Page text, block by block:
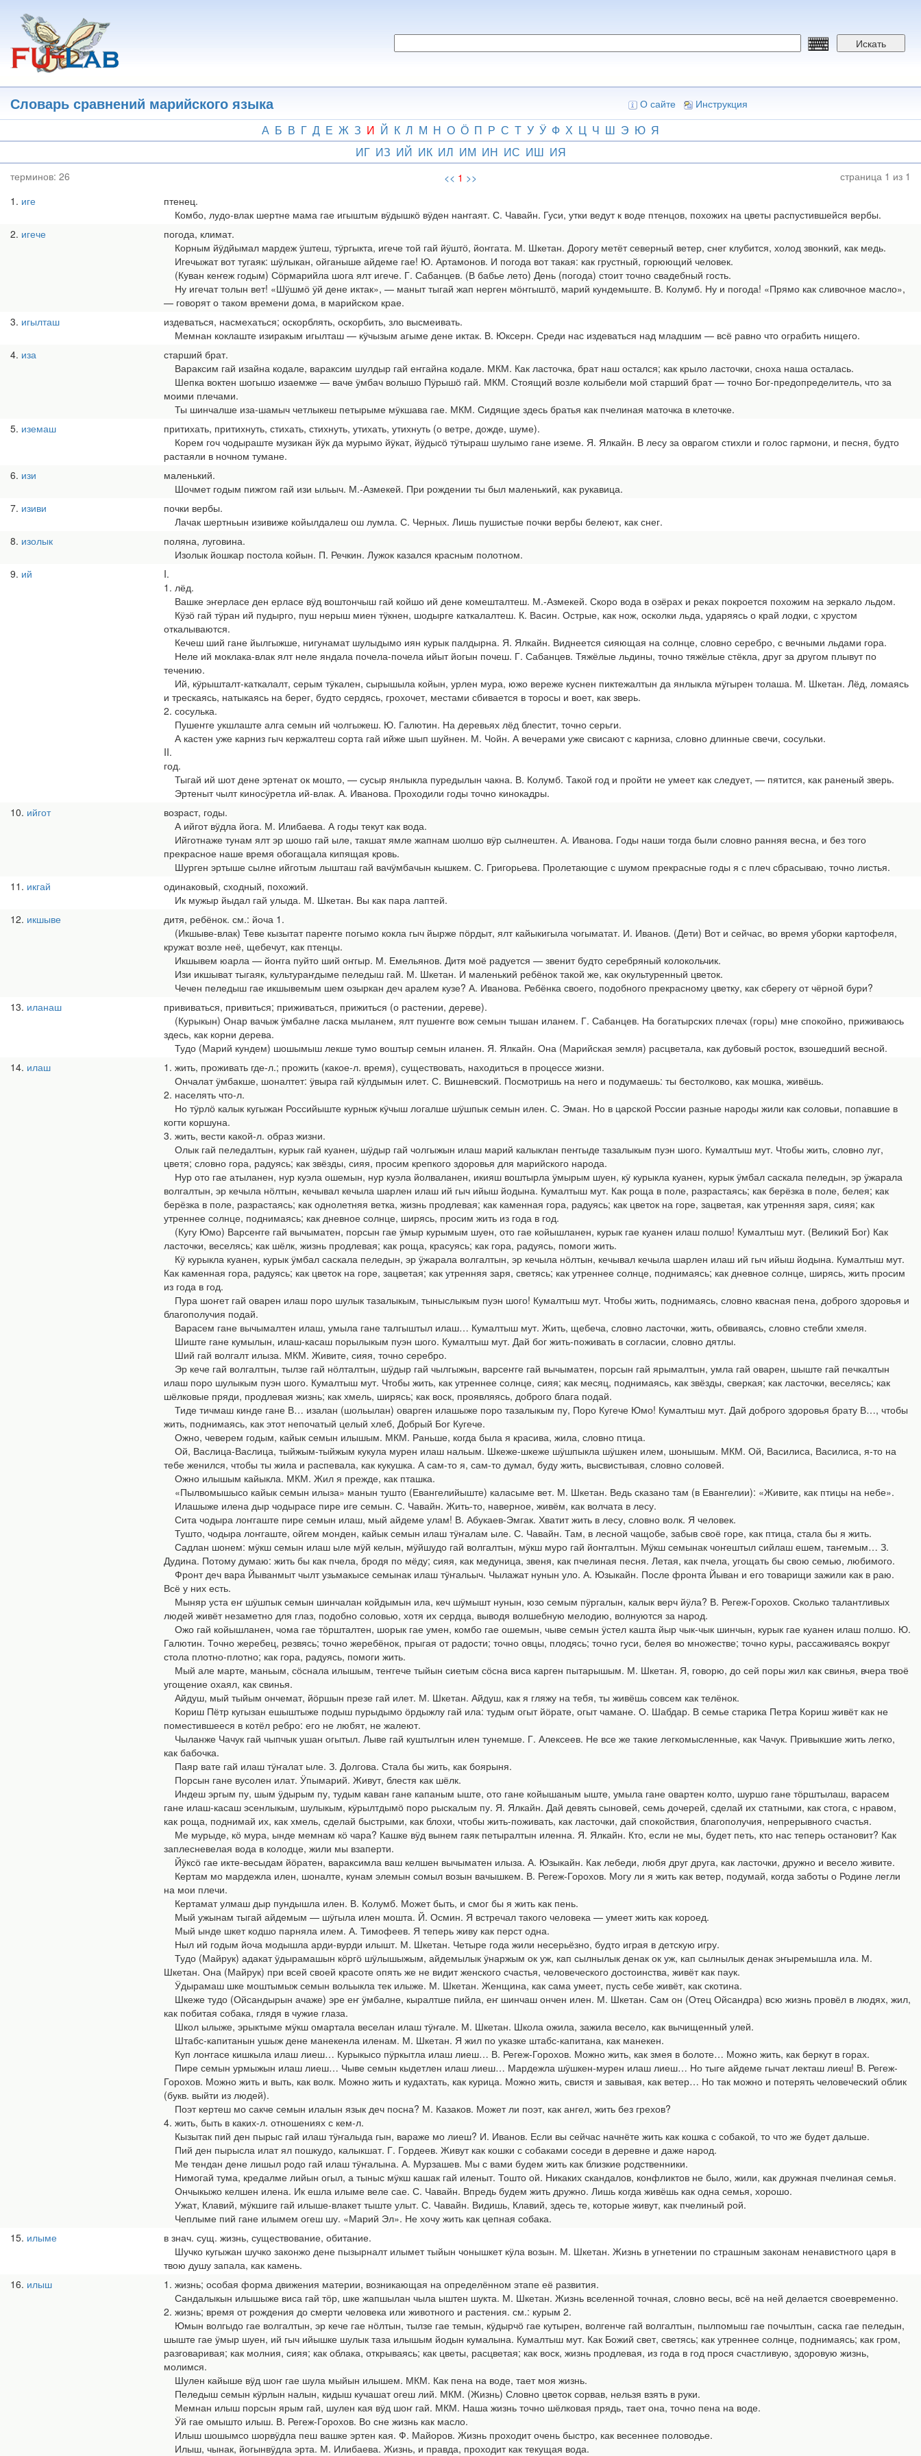
основному
содержанию
Искать
Словарь сравнений марийского языка О сайте Инструкция
А Б В Г Д Е Ж З И Й К Л М Н О Ӧ П Р С Т У Ӱ Ф Х Ц Ч Ш Э Ю Я
ИГ ИЗ ИЙ ИК ИЛ ИМ ИН ИС ИШ ИЯ
терминов: 26 << 1 >>
страница 1 из 1
1 иге
птенец.
Комбо, лудо-влак шертне мама гае игыштым вӱдышкӧ вӱден наҥгаят. С. Чавайн. Гуси, утки ведут к воде птенцов, похожих на цветы распустившейся вербы.
2 игече
погода, климат.
Корным йӱдйымал мардеж ӱштеш, тӱргыкта, игече той гай йӱштӧ, йоҥгата. М. Шкетан. Дорогу метёт северный ветер, снег клубится, холод звонкий, как медь.
Игечыжат вот тугаяк: шӱлыкан, ойганыше айдеме гае! Ю. Артамонов. И погода вот такая: как грустный, горюющий человек.
(Куван кеҥеж годым) Сӧрмарийла шога ялт игече. Г. Сабанцев. (В бабье лето) День (погода) стоит точно свадебный гость.
Ну игечат толын вет! «Шӱшмӧ ӱй дене иктак», — маныт тыгай жап нерген мӧҥгыштӧ, марий кундемыште. В. Колумб. Ну и погода! «Прямо как сливочное масло»,
— говорят о таком времени дома, в марийском крае.
3 игылташ
издеваться, насмехаться; оскорблять, оскорбить, зло высмеивать.
Мемнан коклаште изиракым игылташ — кӱчызым агыме дене иктак. В. Юксерн. Среди нас издеваться над младшим — всё равно что ограбить нищего.
4 иза
старший брат.
Вараксим гай изайна кодале, вараксим шулдыр гай еҥгайна кодале. МКМ. Как ласточка, брат наш остался; как крыло ласточки, сноха наша осталась.
Шепка воктен шогышо изаемже — ваче ӱмбач волышо Пӱрышӧ гай. МКМ. Стоящий возле колыбели мой старший брат — точно Бог-предопределитель, что за
моими плечами.
Ты шинчалше иза-шамыч четлыкеш петырыме мӱкшава гае. МКМ. Сидящие здесь братья как пчелиная маточка в клеточке.
5 иземаш
притихать, притихнуть, стихать, стихнуть, утихать, утихнуть (о ветре, дожде, шуме).
Корем гоч чодыраште музикан йӱк да мурымо йӱкат, йӱдысӧ тӱтыраш шулымо гане иземе. Я. Ялкайн. В лесу за оврагом стихли и голос гармони, и песня, будто
растаяли в ночном тумане.
6 изи
маленький.
Шочмет годым пижгом гай изи ыльыч. М.-Азмекей. При рождении ты был маленький, как рукавица.
7 изиви
почки вербы.
Лачак шертньын изивиже койылдалеш ош лумла. С. Черных. Лишь пушистые почки вербы белеют, как снег.
8 изолык
поляна, луговина.
Изолык йошкар постола койын. П. Речкин. Лужок казался красным полотном.
9 ий
I.
1. лёд.
Вашке эҥерласе ден ерласе вӱд воштончыш гай койшо ий дене комешталтеш. М.-Азмекей. Скоро вода в озёрах и реках покроется похожим на зеркало льдом.
Кӱзӧ гай тӱран ий пудырго, пуш нерыш миен тӱкнен, шодырге каткалалтеш. К. Васин. Острые, как нож, осколки льда, ударяясь о край лодки, с хрустом
откалываются.
Кечеш ший гане йылгыжше, нигунамат шулыдымо иян курык палдырна. Я. Ялкайн. Виднеется сияющая на солнце, словно серебро, с вечными льдами гора.
Неле ий моклака-влак ялт неле яндала почела-почела ийыт йогын почеш. Г. Сабанцев. Тяжёлые льдины, точно тяжёлые стёкла, друг за другом плывут по
течению.
Ий, кӱрышталт-каткалалт, серым тӱкален, сырышыла койын, урлен мура, южо вереже куснен пиктежалтын да янлыкла мӱгырен толаша. М. Шкетан. Лёд, ломаясь
и трескаясь, натыкаясь на берег, будто сердясь, грохочет, местами сбивается в торосы и воет, как зверь.
2. сосулька.
Пушеҥге укшлаште алга семын ий чолгыжеш. Ю. Галютин. На деревьях лёд блестит, точно серьги.
А кастен уже карниз гыч кержалтеш сорта гай ийже шып шуйнен. М. Чойн. А вечерами уже свисают с карниза, словно длинные свечи, сосульки.
II.
год.
Тыгай ий шот дене эртенат ок мошто, — сусыр янлыкла пуредылын чакна. В. Колумб. Такой год и пройти не умеет как следует, — пятится, как раненый зверь.
Эртеныт чылт киносӱретла ий-влак. А. Иванова. Проходили годы точно кинокадры.
10 ийгот
возраст, годы.
А ийгот вӱдла йога. М. Илибаева. А годы текут как вода.
Ийготнаже тунам ялт эр шошо гай ыле, такшат ямле жапнам шолшо вӱр сылнештен. А. Иванова. Годы наши тогда были словно ранняя весна, и без того
прекрасное наше время обогащала кипящая кровь.
Шурген эртыше сылне ийготым лышташ гай вачӱмбачын кышкем. С. Григорьева. Пролетающие с шумом прекрасные годы я с плеч сбрасываю, точно листья.
11 икгай
одинаковый, сходный, похожий.
Ик мужыр йыдал гай улыда. М. Шкетан. Вы как пара лаптей.
12 икшыве
дитя, ребёнок. см.: йоча 1.
(Икшыве-влак) Теве кызытат пареҥге погымо кокла гыч йырже пӧрдыт, ялт кайыкигыла чогыматат. И. Иванов. (Дети) Вот и сейчас, во время уборки картофеля,
кружат возле неё, щебечут, как птенцы.
Икшывем юарла — йоҥга пуйто ший оҥгыр. М. Емельянов. Дитя моё радуется — звенит будто серебряный колокольчик.
Изи икшыват тыгаяк, культураҥдыме пеледыш гай. М. Шкетан. И маленький ребёнок такой же, как окультуренный цветок.
Чечен пеледыш гае икшывемым шем озыркан деч аралем кузе? А. Иванова. Ребёнка своего, подобного прекрасному цветку, как сберегу от чёрной бури?
13 иланаш
прививаться, привиться; приживаться, прижиться (о растении, дереве).
(Курыкын) Онар вачыж ӱмбалне ласка мыланем, ялт пушеҥге вож семын тышан иланем. Г. Сабанцев. На богатырских плечах (горы) мне спокойно, приживаюсь
здесь, как корни дерева.
Тудо (Марий кундем) шошымыш лекше тумо воштыр семын иланен. Я. Ялкайн. Она (Марийская земля) расцветала, как дубовый росток, взошедший весной.
14 илаш
1. жить, проживать где-л.; прожить (какое-л. время), существовать, находиться в процессе жизни.
Ончалат ӱмбакше, шоналтет: ӱвыра гай кӱлдымын илет. С. Вишневский. Посмотришь на него и подумаешь: ты бестолково, как мошка, живёшь.
2. населять что-л.
Но тӱрлӧ калык кугыжан Российыште курныж кӱчыш логалше шӱшпык семын илен. С. Эман. Но в царской России разные народы жили как соловьи, попавшие в
когти коршуна.
3. жить, вести какой-л. образ жизни.
Олык гай пеледалтын, курык гай куанен, шӱдыр гай чолгыжын илаш марий калыклан пеҥгыде тазалыкым пуэн шого. Кумалтыш мут. Чтобы жить, словно луг,
цветя; словно гора, радуясь; как звёзды, сияя, просим крепкого здоровья для марийского народа.
Нур ото гае атыланен, нур куэла ошемын, нур куэла йолваланен, икияш воштырла ӱмырым шуен, кӱ курыкла куанен, курык ӱмбал саскала пеледын, эр ӱжарала
волгалтын, эр кечыла нӧлтын, кечывал кечыла шарлен илаш ий гыч ийыш йодына. Кумалтыш мут. Как роща в поле, разрастаясь; как берёзка в поле, белея; как
берёзка в поле, разрастаясь; как однолетняя ветка, жизнь продлевая; как каменная гора, радуясь; как цветок на горе, зацветая, как утренняя заря, сияя; как
утреннее солнце, поднимаясь; как дневное солнце, ширясь, просим жить из года в год.
(Кугу Юмо) Варсеҥге гай вычыматен, порсын гае ӱмыр курымым шуен, ото гае койышланен, курык гае куанен илаш полшо! Кумалтыш мут. (Великий Бог) Как
ласточки, веселясь; как шёлк, жизнь продлевая; как роща, красуясь; как гора, радуясь, помоги жить.
Кӱ курыкла куанен, курык ӱмбал саскала пеледын, эр ӱжарала волгалтын, эр кечыла нӧлтын, кечывал кечыла шарлен илаш ий гыч ийыш йодына. Кумалтыш мут.
Как каменная гора, радуясь; как цветок на горе, зацветая; как утренняя заря, светясь; как утреннее солнце, поднимаясь; как дневное солнце, ширясь, жить просим
из года в год.
Пура шоҥет гай оварен илаш поро шулык тазалыкым, тыныслыкым пуэн шого! Кумалтыш мут. Чтобы жить, поднимаясь, словно квасная пена, доброго здоровья и
благополучия подай.
Варасем гане вычымалтен илаш, умыла гане талгыштыл илаш… Кумалтыш мут. Жить, щебеча, словно ласточки, жить, обвиваясь, словно стебли хмеля.
Шиште гане кумылын, илаш-касаш порылыкым пуэн шого. Кумалтыш мут. Дай бог жить-поживать в согласии, словно дятлы.
Ший гай волгалт илыза. МКМ. Живите, сияя, точно серебро.
Эр кече гай волгалтын, тылзе гай нӧлталтын, шӱдыр гай чылгыжын, варсеҥге гай вычыматен, порсын гай ярымалтын, умла гай оварен, шыште гай печкалтын
илаш поро шулыкым пуэн шого. Кумалтыш мут. Чтобы жить, как утреннее солнце, сияя; как месяц, поднимаясь, как звёзды, сверкая; как ласточки, веселясь; как
шёлковые пряди, продлевая жизнь; как хмель, ширясь; как воск, проявляясь, доброго блага подай.
Тиде тичмаш кинде гане В… изалан (шольылан) оварген илашыже поро тазалыкым пу, Поро Кугече Юмо! Кумалтыш мут. Дай доброго здоровья брату В…, чтобы
жить, поднимаясь, как этот непочатый целый хлеб, Добрый Бог Кугече.
Ожно, чеверем годым, кайык семын илышым. МКМ. Раньше, когда была я красива, жила, словно птица.
Ой, Васлица-Васлица, тыйжым-тыйжым кукула мурен илаш нальым. Шкеже-шкеже шӱшпыкла шӱшкен илем, шонышым. МКМ. Ой, Василиса, Василиса, я-то на
тебе женился, чтобы ты жила и распевала, как кукушка. А сам-то я, сам-то думал, буду жить, высвистывая, словно соловей.
Ожно илышым кайыкла. МКМ. Жил я прежде, как пташка.
«Пылвомышысо кайык семын илыза» манын тушто (Евангелийыште) каласыме вет. М. Шкетан. Ведь сказано там (в Евангелии): «Живите, как птицы на небе».
Илашыже илена дыр чодырасе пире иге семын. С. Чавайн. Жить-то, наверное, живём, как волчата в лесу.
Сита чодыра лоҥгаште пире семын илаш, мый айдеме улам! В. Абукаев-Эмгак. Хватит жить в лесу, словно волк. Я человек.
Тушто, чодыра лоҥгаште, ойгем монден, кайык семын илаш тӱҥалам ыле. С. Чавайн. Там, в лесной чащобе, забыв своё горе, как птица, стала бы я жить.
Садлан шонем: мӱкш семын илаш ыле мӱй келын, мӱйшудо гай волгалтын, мӱкш муро гай йоҥгалтын. Мӱкш семынак чоҥештыл сийлаш ешем, таҥемым… З.
Дудина. Потому думаю: жить бы как пчела, бродя по мёду; сияя, как медуница, звеня, как пчелиная песня. Летая, как пчела, угощать бы свою семью, любимого.
Фронт деч вара Йыванмыт чылт узьмакысе семынак илаш тӱҥальыч. Чылажат нунын уло. А. Юзыкайн. После фронта Йыван и его товарищи зажили как в раю.
Всё у них есть.
Мыняр уста еҥ шӱшпык семын шинчалан койдымын ила, кеч шӱмышт нунын, юзо семым пӱргалын, калык верч йӱла? В. Регеж-Горохов. Сколько талантливых
людей живёт незаметно для глаз, подобно соловью, хотя их сердца, выводя волшебную мелодию, волнуются за народ.
Ожо гай койышланен, чома гае тӧршталтен, шорык гае умен, комбо гае ошемын, чыве семын ӱстел кашта йыр чык-чык шинчын, курык гае куанен илаш полшо. Ю.
Галютин. Точно жеребец, резвясь; точно жеребёнок, прыгая от радости; точно овцы, плодясь; точно гуси, белея во множестве; точно куры, рассаживаясь вокруг
стола плотно-плотно; как гора, радуясь, помоги жить.
Мый але марте, маньым, сӧснала илышым, теҥгече тыйын сиетым сӧсна виса карген пытарышым. М. Шкетан. Я, говорю, до сей поры жил как свинья, вчера твоё
угощение охаял, как свинья.
Айдуш, мый тыйым ончемат, йӧршын презе гай илет. М. Шкетан. Айдуш, как я гляжу на тебя, ты живёшь совсем как телёнок.
Кориш Пётр кугызан ешыштыже подыш пурыдымо ӧрдыжлу гай ила: тудым огыт йӧрате, огыт чамане. О. Шабдар. В семье старика Петра Кориш живёт как не
поместившееся в котёл ребро: его не любят, не жалеют.
Чыланже Чачук гай чыпчык ушан огытыл. Лыве гай куштылгын илен тунемше. Г. Алексеев. Не все же такие легкомысленные, как Чачук. Привыкшие жить легко,
как бабочка.
Паяр вате гай илаш тӱҥалат ыле. З. Долгова. Стала бы жить, как боярыня.
Порсын гане вусолен илат. Ӱпымарий. Живут, блестя как шёлк.
Индеш эргым пу, шым ӱдырым пу, тудым каван гане капаным ыште, ото гане койышаным ыште, умыла гане овартен колто, шуршо гане тӧрштылаш, варасем
гане илаш-касаш эсенлыкым, шулыкым, кӱрылтдымӧ поро рыскалым пу. Я. Ялкайн. Дай девять сыновей, семь дочерей, сделай их статными, как стога, с нравом,
как роща, поднимай их, как хмель, сделай быстрыми, как блохи, чтобы жить-поживать, как ласточки, дай спокойствия, благополучия, непрерывного счастья.
Ме мурыде, кӧ мура, ынде мемнам кӧ чара? Кашке вӱд вынем гаяк петыралтын иленна. Я. Ялкайн. Кто, если не мы, будет петь, кто нас теперь остановит? Как
заплесневелая вода в колодце, жили мы взаперти.
Йӱксӧ гае икте-весыдам йӧратен, вараксимла ваш келшен вычыматен илыза. А. Юзыкайн. Как лебеди, любя друг друга, как ласточки, дружно и весело живите.
Кертам мо мардежла илен, шоналте, кунам элемын сомыл возын вачышкем. В. Регеж-Горохов. Могу ли я жить как ветер, подумай, когда заботы о Родине легли
на мои плечи.
Кертамат улмаш дыр пундышла илен. В. Колумб. Может быть, и смог бы я жить как пень.
Мый ужынам тыгай айдемым — шӱгыла илен мошта. Й. Осмин. Я встречал такого человека — умеет жить как короед.
Мый ынде шкет кодшо парняла илем. А. Тимофеев. Я теперь живу как перст одна.
Ныл ий годым йоча модышла арди-вурди илышт. М. Шкетан. Четыре года жили несерьёзно, будто играя в детскую игру.
Тудо (Майрук) адакат ӱдырамашын кӧргӧ шӱлышыжым, айдемылык ӱнаржым ок уж, кап сылнылык денак ок уж, кап сылнылык денак эҥыремышла ила. М.
Шкетан. Она (Майрук) при всей своей красоте опять же не видит женского счастья, человеческого достоинства, живёт как паук.
Ӱдырамаш шке моштымыж семын вольыкла тек илыже. М. Шкетан. Женщина, как сама умеет, пусть себе живёт, как скотина.
Шкеже тудо (Ойсандырын ачаже) эре еҥ ӱмбалне, кыралтше пийла, еҥ шинчаш ончен илен. М. Шкетан. Сам он (Отец Ойсандра) всю жизнь провёл в людях, жил,
как побитая собака, глядя в чужие глаза.
Школ ылыже, эрыктыме мӱкш омартала веселан илаш тӱҥале. М. Шкетан. Школа ожила, зажила весело, как вычищенный улей.
Штабс-капитанын ушыж дене манекенла иленам. М. Шкетан. Я жил по указке штабс-капитана, как манекен.
Куп лоҥгасе кишкыла илаш лиеш… Курыкысо пӱркытла илаш лиеш… В. Регеж-Горохов. Можно жить, как змея в болоте… Можно жить, как беркут в горах.
Пире семын урмыжын илаш лиеш… Чыве семын кыдетлен илаш лиеш… Мардежла шӱшкен-мурен илаш лиеш… Но тыге айдеме гычат лекташ лиеш! В. Регеж-
Горохов. Можно жить и выть, как волк. Можно жить и кудахтать, как курица. Можно жить, свистя и завывая, как ветер… Но так можно и потерять человеческий облик
(букв. выйти из людей).
Поэт кертеш мо сакче семын илалын язык деч посна? М. Казаков. Может ли поэт, как ангел, жить без грехов?
4. жить, быть в каких-л. отношениях с кем-л.
Кызытак пий ден пырыс гай илаш тӱҥалыда гын, вараже мо лиеш? И. Иванов. Если вы сейчас начнёте жить как кошка с собакой, то что же будет дальше.
Пий ден пырысла илат ял пошкудо, калыкшат. Г. Гордеев. Живут как кошки с собаками соседи в деревне и даже народ.
Ме тендан дене лишыл родо гай илаш тӱҥалына. А. Мурзашев. Мы с вами будем жить как близкие родственники.
Нимогай тума, кредалме лийын огыл, а тыныс мӱкш кашак гай иленыт. Тошто ой. Никаких скандалов, конфликтов не было, жили, как дружная пчелиная семья.
Ончыкыжо келшен илена. Ик ешла илыме веле сае. С. Чавайн. Впредь будем жить дружно. Лишь когда живёшь как одна семья, хорошо.
Ужат, Клавий, мӱкшиге гай илыше-влакет тыште улыт. С. Чавайн. Видишь, Клавий, здесь те, которые живут, как пчелиный рой.
Чеплыме пий гане илымем огеш шу. «Марий Эл». Не хочу жить как цепная собака.
15 илыме
в знач. сущ. жизнь, существование, обитание.
Шучко кугыжан шучко законжо дене пызырналт илымет тыйын чонышкет кӱла возын. М. Шкетан. Жизнь в угнетении по страшным законам ненавистного царя в
твою душу запала, как камень.
16 илыш
1. жизнь; особая форма движения материи, возникающая на определённом этапе её развития.
Сандалыкын илышыже виса гай тӧр, шке жапшылан чыла ыштен шукта. М. Шкетан. Жизнь вселенной точная, словно весы, всё на ней делается своевременно.
2. жизнь; время от рождения до смерти человека или животного и растения. см.: курым 2.
Юмын волгыдо гае волгалтын, эр кече гае нӧлтын, тылзе гае темын, кӱдырчӧ гае кутырен, волгенче гай волгалтын, пылпомыш гае почылтын, саска гае пеледын,
шыште гае ӱмыр шуен, ий гыч ийышке шулык таза илышым йодын кумалына. Кумалтыш мут. Как Божий свет, светясь; как утреннее солнце, поднимаясь; как гром,
разговаривая; как молния, сияя; как облака, открываясь; как цветы, расцветая; как воск, жизнь продлевая, из года в год прося счастливую, здоровую жизнь,
молимся.
Шулен кайыше вӱд шоҥ гае шула мыйын илышем. МКМ. Как пена на воде, тает моя жизнь.
Пеледыш семын кӱрлын налын, кидыш кучашат огеш лий. МКМ. (Жизнь) Словно цветок сорвав, нельзя взять в руки.
Мемнан илыш порсын ярым гай, шулен кая вӱд шоҥ гай. МКМ. Наша жизнь точно шёлковая прядь, тает она, точно пена на воде.
Ӱй гае омышто илыш. В. Регеж-Горохов. Во сне жизнь как масло.
Илыш шошымсо шорвӱдла пеш вашке эртен кая. Ф. Майоров. Жизнь проходит очень быстро, как весеннее половодье.
Илыш, чынак, йогынвӱдла эрта. М. Илибаева. Жизнь, и правда, проходит как текущая вода.